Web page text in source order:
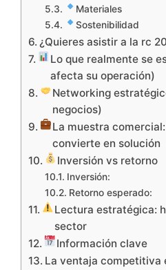
Materiales
Sostenibilidad
¿Quieres asistir a la rc
Lo que realmente se
afecta su operación)
Networking
negocios)
La muestra
convierte en solución
Inversión vs retorno
Inversión:
Retorno esperado:
Lectura estratégica:
sector
Información clave
La ventaja competitiva